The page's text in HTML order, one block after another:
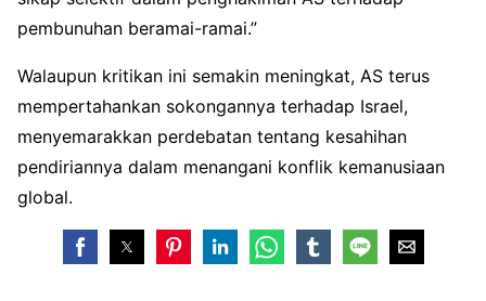
pembunuhan beramai-ramai.”
Walaupun kritikan ini semakin meningkat, AS terus
mempertahankan sokongannya terhadap Israel,
menyemarakkan perdebatan tentang kesahihan
pendiriannya dalam menangani konflik kemanusiaan
global.